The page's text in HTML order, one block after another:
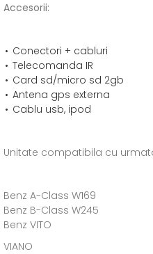
Accesorii:
Conectori + cabluri
Telecomanda IR
Card sd/micro sd 2gb
Antena gps externa
Cablu usb, ipod
Unitate compatibila cu
Benz A-Class W169
Benz B-Class W245
Benz VITO
VIANO